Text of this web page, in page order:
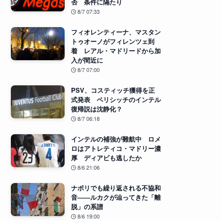
8/7 07:33
フィオレンティーナ、マスタン
トゥオーノがフィレンツェ到
着 レアル・マドリードから加
入が間近に
8/7 07:00
PSV、コスティッチ獲得を正
式発表 ペリシッチのインテル
復帰説は沈静化？
8/7 06:18
インテルの補強が難航中 ロメ
ロはアトレティコ・マドリー濃
厚 ディアビも逃したか
8/6 21:06
ナポリでも繰り返される不協和
音――ルカクが辿ってきた「離
脱」の系譜
8/6 19:00